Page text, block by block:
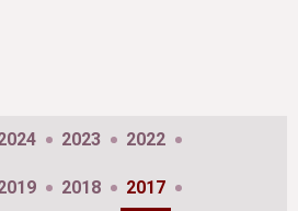
2023 2022
2018 2017